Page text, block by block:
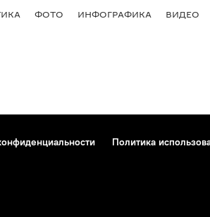
ФОТО ИНФОГРАФИКА ВИДЕО
Политика